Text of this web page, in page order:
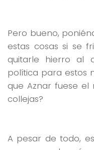
Pero bueno,
estas cosas si se
quitarle hierro al
política para estos
que Aznar fuese
collejas?
A pesar de todo,